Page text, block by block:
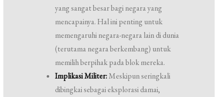
yang sangat besar bagi negara yang
mencapainya. Hal ini penting untuk
memengaruhi negara-negara lain di dunia
(terutama negara berkembang) untuk
memilih berpihak pada blok mereka.
Implikasi Militer:Meskipun seringkali
dibingkai sebagai eksplorasi damai,